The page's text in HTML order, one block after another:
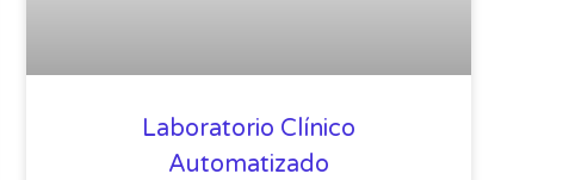
Laboratorio Clínico
Automatizado